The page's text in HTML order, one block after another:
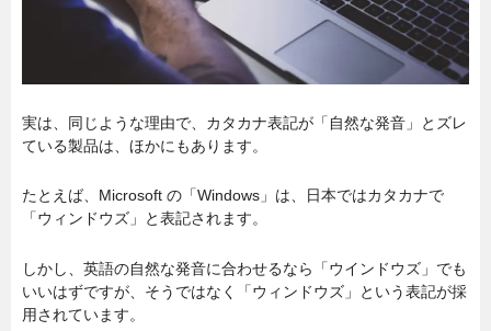
実は、同じような理由で、カタカナ表記が「自然な発音」とズレ
ている製品は、ほかにもあります。
たとえば、Microsoft の「Windows」は、日本ではカタカナで
「ウィンドウズ」と表記されます。
しかし、英語の自然な発音に合わせるなら「ウインドウズ」でも
いいはずですが、そうではなく「ウィンドウズ」という表記が採
用されています。